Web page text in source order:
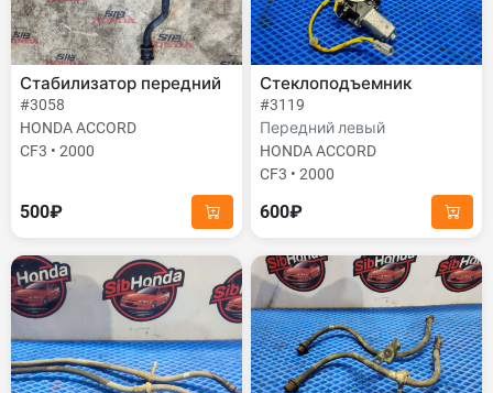
Стабилизатор передний
#3058
HONDA ACCORD
CF3 • 2000
500₽
Стеклоподъемник
#3119
Передний левый
HONDA ACCORD
CF3 • 2000
600₽